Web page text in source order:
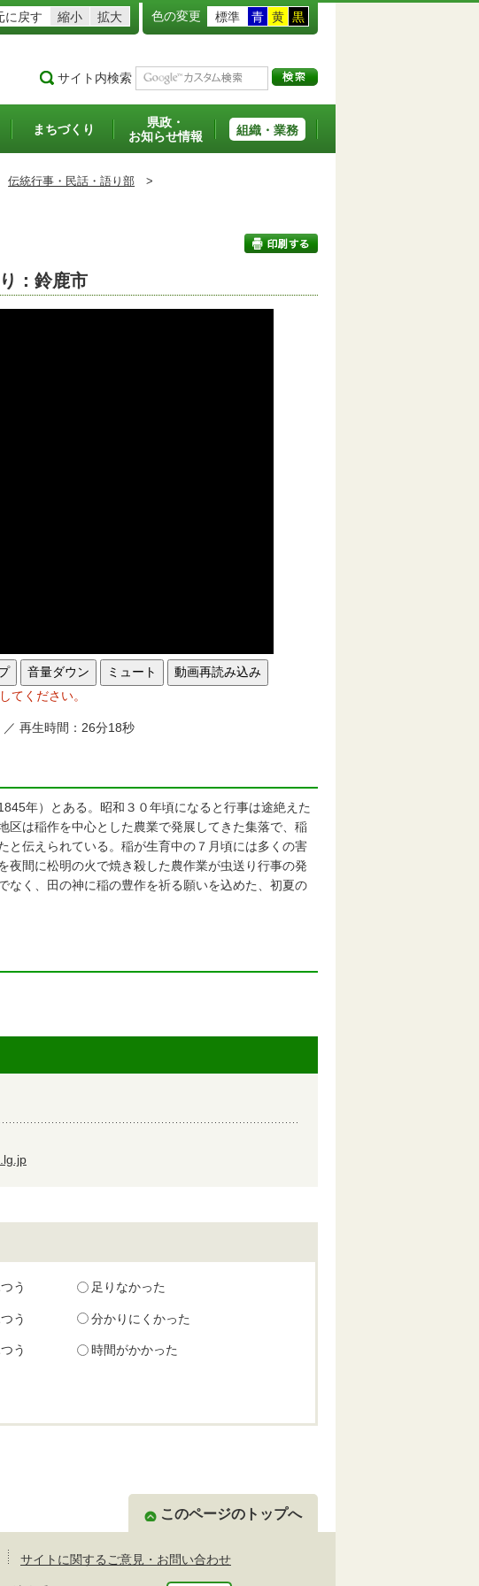
に戻す 縮小 拡大 色の変更 標準 青 黄 黒
サイト内検索
まちづくり
県政・
お知らせ情報
組織・業務
伝統行事・民話・語り部 >
：鈴鹿市
音量ダウン ミュート
動画再読み込み
てください。
再生時間：26分18秒
年）とある。昭和３０年頃になると行事は途絶えた
区は稲作を中心とした農業で発展してきた集落で、稲
と伝えられている。稲が生育中の７月頃には多くの害
夜間に松明の火で焼き殺した農作業が虫送り行事の発
なく、田の神に稲の豊作を祈る願いを込めた、初夏の
う 足りなかった
う 分かりにくかった
う 時間がかかった
このページのトップへ
サイトに関するご意見・お問い合わせ